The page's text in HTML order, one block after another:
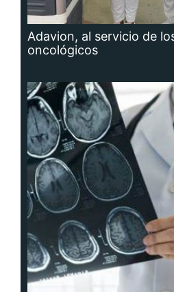
Adavion, al servicio de
oncológicos